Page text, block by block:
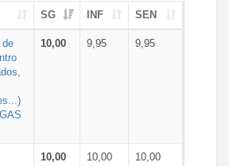
SG INF SEN
de
10,00 9,95 9,95
10,00 10,00 10,00